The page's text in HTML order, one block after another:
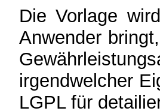
Die Vorlage
Anwender
irgendwelcher
LGPL für